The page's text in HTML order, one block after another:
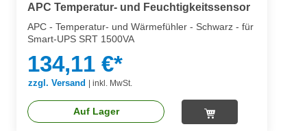
APC Temperatur- und Feuchtigkeitssensor
APC - Temperatur- und Wärmefühler - Schwarz - für
Smart-UPS SRT 1500VA
134,11 €*
zzgl. Versand | inkl. MwSt.
Auf Lager